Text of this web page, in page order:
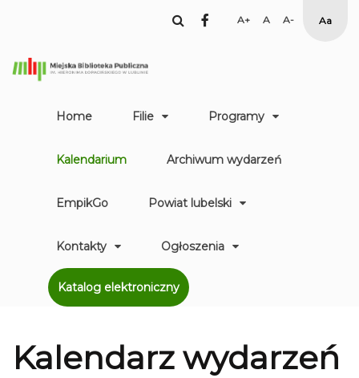
facebook
Set Set
Smaller
High
Home Filie Programy
Kalendarium Archiwum wydarzeń
EmpikGo Powiat lubelski
Kontakty Ogłoszenia
Katalog elektroniczny
Kalendarz wydarzeń